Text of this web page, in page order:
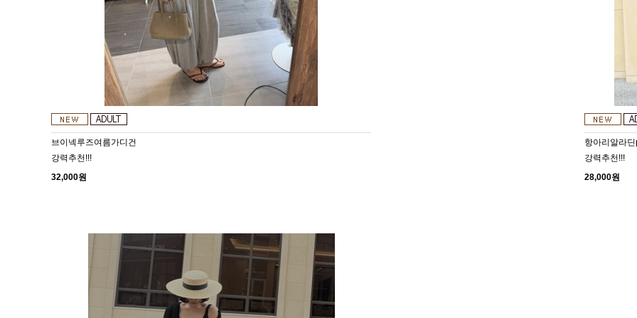
브이넥루즈여름가디건
강력추천!!!
32,000원
항아리알라
강력추천!!!
28,000원